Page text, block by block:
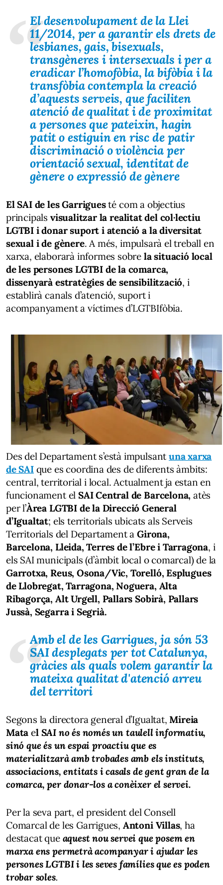
El desenvolupament de la Llei
11/2014, per a garantir els drets de
lesbianes, gais, bisexuals,
transgèneres i intersexuals i per a
eradicar l’homofòbia, la bifòbia i la
transfòbia contempla la creació
d’aquests serveis, que faciliten
atenció de qualitat i de proximitat
a persones que pateixin, hagin
patit o estiguin en risc de patir
discriminació o violència per
orientació sexual, identitat de
gènere o expressió de gènere
El SAI de les Garriguesté com a objectius
principals visualitzar la realitat del col·lectiu
LGTBI i donar suport i atenció a la diversitat
sexual i de gènere. A més, impulsarà el treball en
xarxa, elaborarà informes sobre la situació local
de les persones LGTBI de la comarca,
dissenyarà estratègies de sensibilització, i
establirà canals d’atenció, suport i
acompanyament a víctimes d’LGTBIfòbia.
Des del Departament s’està impulsant una xarxa
de SAIque es coordina des de diferents àmbits:
central, territorial i local. Actualment ja estan en
funcionament el SAI Central de Barcelona, atès
per l’Àrea LGTBI de la Direcció General
d’Igualtat; els territorials ubicats als Serveis
Territorials del Departament aGirona,
Barcelona, Lleida, Terres de l’Ebre i Tarragona, i
els SAI municipals (d’àmbit local o comarcal) de la
Garrotxa, Reus, Osona/Vic, Torelló, Esplugues
de Llobregat, Tarragona, Noguera, Alta
Ribagorça, Alt Urgell, Pallars Sobirà, Pallars
Jussà, Segarra i Segrià.
Amb el de les Garrigues, ja són 53
SAI desplegats per tot Catalunya,
gràcies als quals volem garantir la
mateixa qualitat d'atenció arreu
del territori
Segons la directora general d’Igualtat,Mireia
Mata el SAI no és només un taulell informatiu,
sinó que és un espai proactiu que es
materialitzarà amb trobades amb els instituts,
associacions, entitats i casals de gent gran de la
comarca, per donar-los a conèixer el servei.
Per la seva part, el president del Consell
Comarcal de les Garrigues, Antoni Villas, ha
destacat que aquest nou servei que posem en
marxa ens permetrà acompanyar i ajudar les
persones LGTBI i les seves famílies que es poden
trobar soles.